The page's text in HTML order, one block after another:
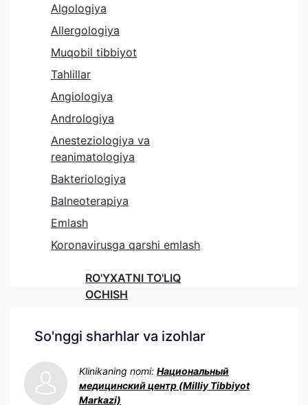
Algologiya
Allergologiya
Muqobil tibbiyot
Tahlillar
Angiologiya
Andrologiya
Anesteziologiya va
reanimatologiya
Bakteriologiya
Balneoterapiya
Emlash
Koronavirusga qarshi emlash
RO'YXATNI TO'LIQ
OCHISH
So'nggi sharhlar va izohlar
Klinikaning nomi: Национальный
медицинский центр (Milliy Tibbiyot
Markazi)